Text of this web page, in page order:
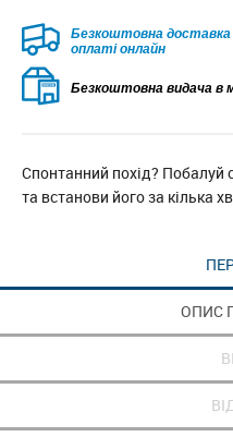
Безкоштовна доставка
оплаті онлайн
Безкоштовна видача в
Спонтанний похід?
та встанови його за кілька
ОПИС